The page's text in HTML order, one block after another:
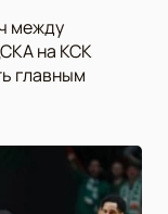
между
на КСК
главным